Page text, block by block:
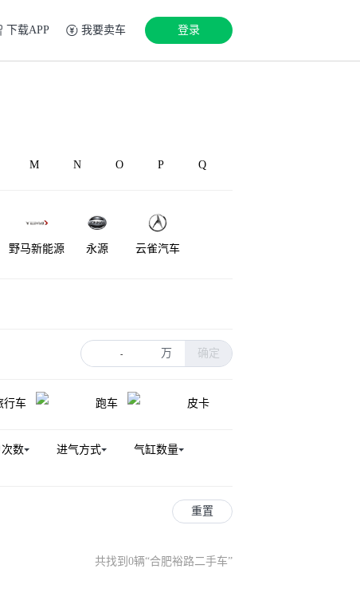
下载APP 我要卖车 登录
M N O P Q
野马新能源 永源 云雀汽车
- 万 确定
行车 跑车
皮卡
数 进气方式
气缸数量
重置
共找到0辆“合肥裕路二手车”